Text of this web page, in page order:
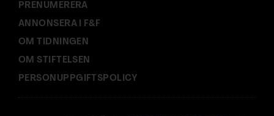
PRENUMERERA
ANNONSERA I F&F
OM TIDNINGEN
OM STIFTELSEN
PERSONUPPGIFTSPOLICY